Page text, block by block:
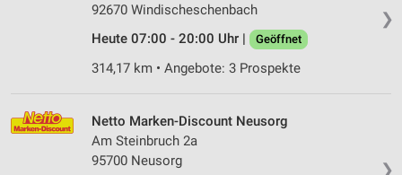
❯
92670 Windischeschenbach
Heute 07:00 - 20:00 Uhr |
Geöffnet
314,17 km • Angebote: 3 Prospekte
❯
Netto Marken-Discount Neusorg
Am Steinbruch 2a
95700 Neusorg